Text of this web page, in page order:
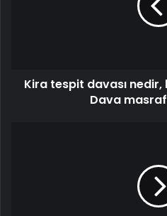
Kira tespit davası nedir,
Dava